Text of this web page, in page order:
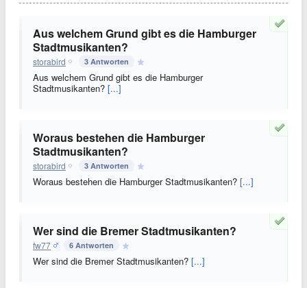
Aus welchem Grund gibt es die Hamburger
Stadtmusikanten?
storabird 3 Antworten
Aus welchem Grund gibt es die Hamburger
Stadtmusikanten? [...]
Woraus bestehen die Hamburger
Stadtmusikanten?
storabird 3 Antworten
Woraus bestehen die Hamburger Stadtmusikanten? [...]
Wer sind die Bremer Stadtmusikanten?
fw77 6 Antworten
Wer sind die Bremer Stadtmusikanten? [...]